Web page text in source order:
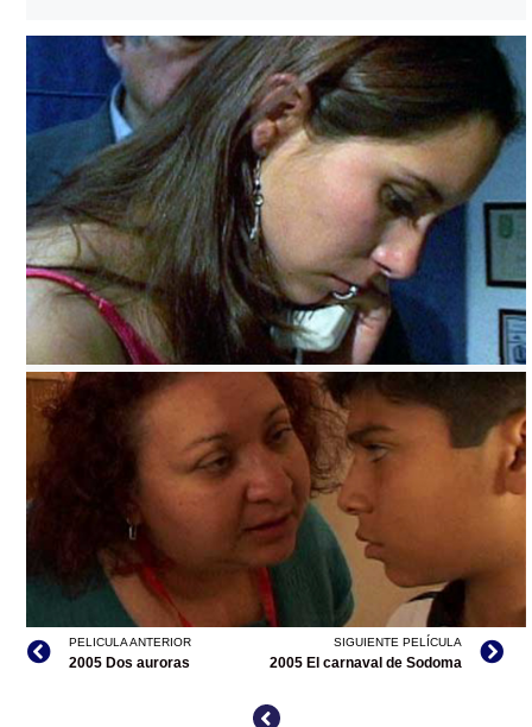
EL BAILE DE LA IGUANA, ARCHIVO DDCM
EL BAILE DE LA IGUANA, ARCHIVO CINETECA NACIONAL
PELICULA ANTERIOR
2005 Dos auroras
SIGUIENTE PELÍCULA
2005 El carnaval de Sodoma